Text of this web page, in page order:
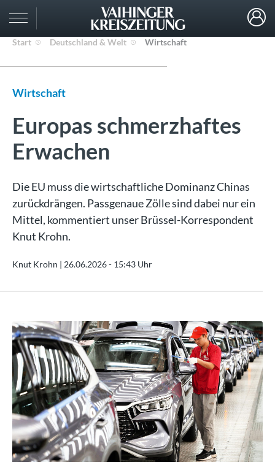
Start Deutschland & Welt Wirtschaft
Wirtschaft
Europas schmerzhaftes
Erwachen
Die EU muss die wirtschaftliche Dominanz Chinas
zurückdrängen. Passgenaue Zölle sind dabei nur ein
Mittel, kommentiert unser Brüssel-Korrespondent
Knut Krohn.
Knut Krohn | 26.06.2026 - 15:43 Uhr